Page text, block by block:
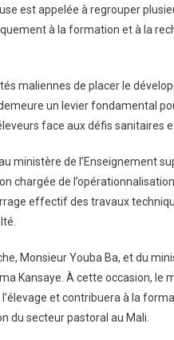
est appelée à regrouper
à la formation et à la
maliennes de placer le
un levier fondamental
face aux défis sanitaires
ministère de l’Enseignement
chargée de
effectif des travaux
Monsieur Youba Ba, et du
Kansaye. À cette occasion, le
et contribuera à la
du secteur pastoral au Mali.